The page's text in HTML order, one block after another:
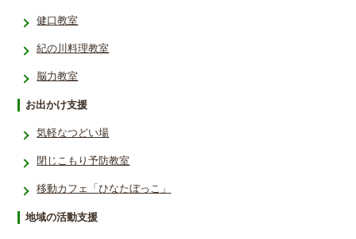
健口教室
紀の川料理教室
脳力教室
お出かけ支援
気軽なつどい場
閉じこもり予防教室
移動カフェ「ひなたぼっこ」
地域の活動支援